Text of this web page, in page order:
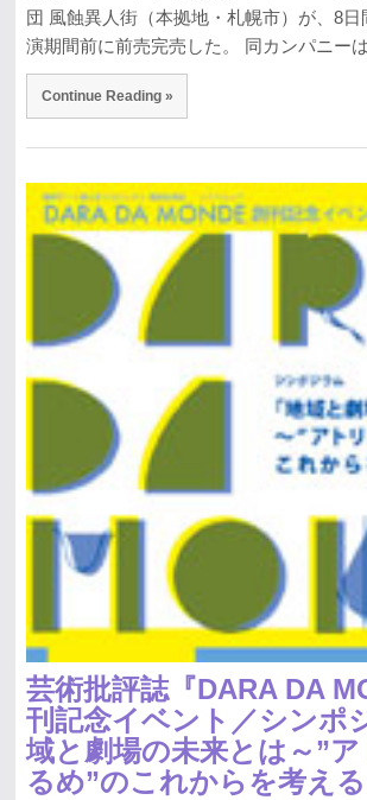
団 風蝕異人街（本拠地・札幌市）が、8日
演期間前に前売完売した。 同カンパニー
Continue Reading »
芸術批評誌『DARA DA
刊記念イベント／シンポ
域と劇場の未来とは～”
るめ”のこれからを考える